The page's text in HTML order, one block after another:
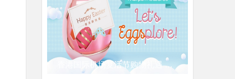
香港国际机场复活节购物礼遇 日本/巴厘岛往返机票、双倍积分及迎新奖赏